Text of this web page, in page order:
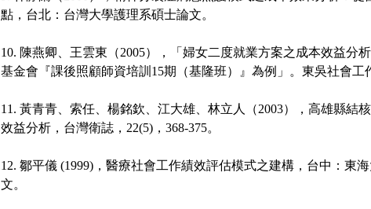
點，台北：台灣大學護理系碩士論文。
10. 陳燕卿、王雲東（2005），「婦女二度就業方案之成本效益分
基金會『課後照顧師資培訓15期（基隆班）』為例」。東吳社會工
11. 黃青青、索任、楊銘欽、江大雄、林立人（2003），高雄縣結
效益分析，台灣衛誌，22(5)，368-375。
12. 鄒平儀 (1999)，醫療社會工作績效評估模式之建構，台中：東
文。